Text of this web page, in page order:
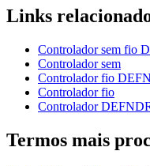
Links
Controlador sem fio
Controlador sem
Controlador fio
Controlador fio
Controlador
Termos mais